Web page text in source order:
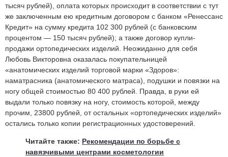
тысяч рублей), оплата которых происходит в соответствии с тут
же заключенным ею кредитным договором с банком «Ренессанс
Кредит» на сумму кредита 102 300 рублей (с банковским
процентом — 150 тысяч рублей); а также договор купли-
продажи ортопедических изделий. Неожиданно для себя
Любовь Викторовна оказалась покупательницей
«анатомических изделий торговой марки «Здоров»:
наматрасника (анатомического матраса), подушки и повязки на
ногу общей стоимостью 80 400 рублей. Правда, в руки ей
выдали только повязку на ногу, стоимость которой, между
прочим, 23800 рублей, от остальных «ортопедических изделий»
остались только копии регистрационных удостоверений.
Читайте также: Рекомендации по борьбе с
навязчивыми центрами косметологии